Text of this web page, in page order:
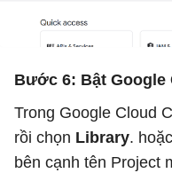
Bước 6: Bật Google
Trong Google Cloud
rồi chọn Library.
bên cạnh tên Project